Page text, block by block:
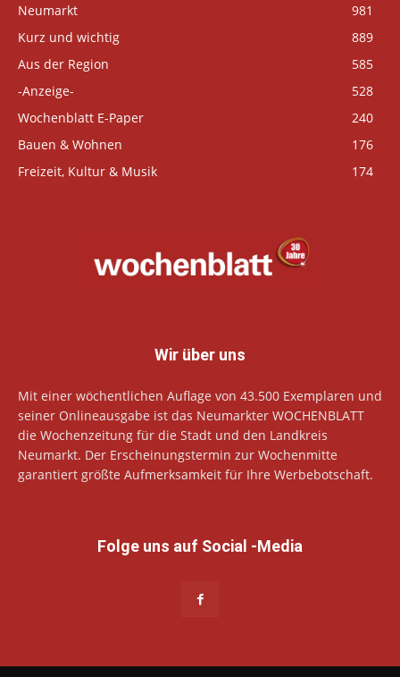
Neumarkt
981
Kurz und wichtig
889
Aus der Region
585
-Anzeige-
528
Wochenblatt E-Paper
240
Bauen & Wohnen
176
Freizeit, Kultur & Musik
174
Wir über uns
Mit einer wöchentlichen Auflage von 43.500 Exemplaren und
seiner Onlineausgabe ist das Neumarkter WOCHENBLATT
die Wochenzeitung für die Stadt und den Landkreis
Neumarkt. Der Erscheinungstermin zur Wochenmitte
garantiert größte Aufmerksamkeit für Ihre Werbebotschaft.
Folge uns auf Social -Media